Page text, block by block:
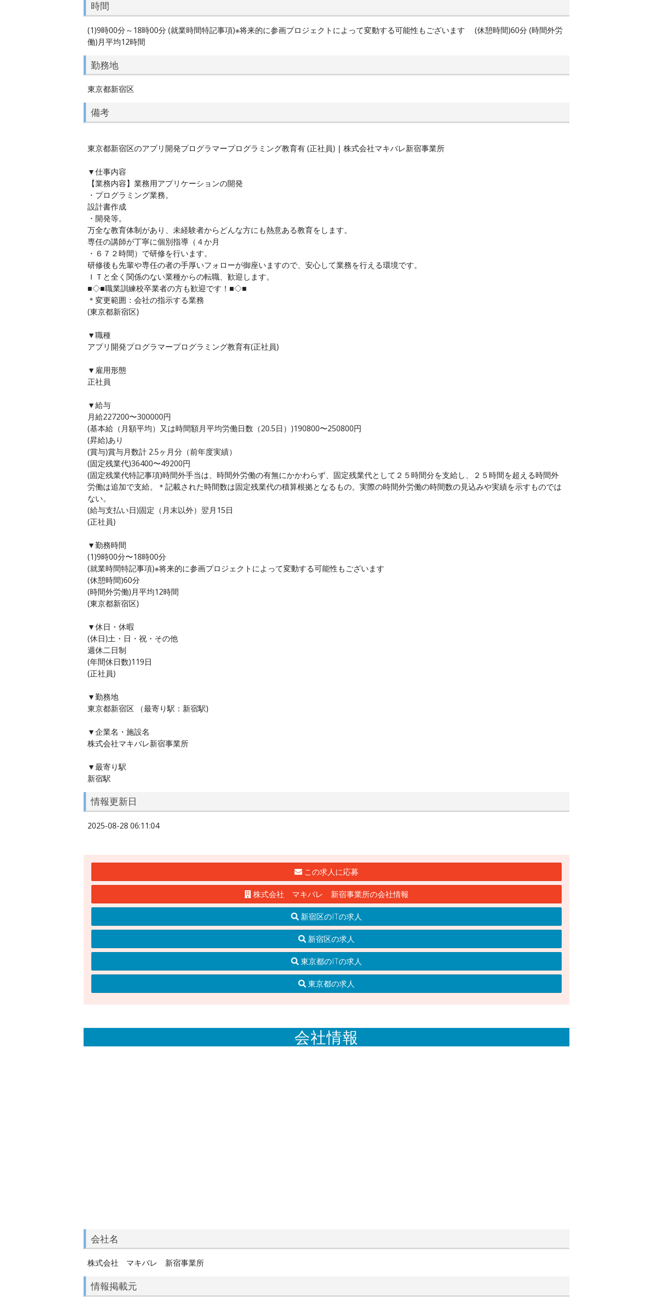
時間
(1)9時00分～18時00分 (就業時間特記事項)※将来的に参画プロジェクトによって変動する可能性もございます (休憩時間)60分 (時間外労
働)月平均12時間
勤務地
東京都新宿区
備考
東京都新宿区のアプリ開発プログラマープログラミング教育有 (正社員) | 株式会社マキバレ新宿事業所
▼仕事内容
【業務内容】業務用アプリケーションの開発
・プログラミング業務。
設計書作成
・開発等。
万全な教育体制があり、未経験者からどんな方にも熱意ある教育をします。
専任の講師が丁寧に個別指導（４か月
・６７２時間）で研修を行います。
研修後も先輩や専任の者の手厚いフォローが御座いますので、安心して業務を行える環境です。
ＩＴと全く関係のない業種からの転職、歓迎します。
■◇■職業訓練校卒業者の方も歓迎です！■◇■
＊変更範囲：会社の指示する業務
(東京都新宿区)
▼職種
アプリ開発プログラマープログラミング教育有(正社員)
▼雇用形態
正社員
▼給与
月給227200〜300000円
(基本給（月額平均）又は時間額月平均労働日数（20.5日）)190800〜250800円
(昇給)あり
(賞与)賞与月数計 2.5ヶ月分（前年度実績）
(固定残業代)36400〜49200円
(固定残業代特記事項)時間外手当は、時間外労働の有無にかかわらず、固定残業代として２５時間分を支給し、２５時間を超える時間外
労働は追加で支給。＊記載された時間数は固定残業代の積算根拠となるもの。実際の時間外労働の時間数の見込みや実績を示すものでは
ない。
(給与支払い日)固定（月末以外）翌月15日
(正社員)
▼勤務時間
(1)9時00分〜18時00分
(就業時間特記事項)※将来的に参画プロジェクトによって変動する可能性もございます
(休憩時間)60分
(時間外労働)月平均12時間
(東京都新宿区)
▼休日・休暇
(休日)土・日・祝・その他
週休二日制
(年間休日数)119日
(正社員)
▼勤務地
東京都新宿区 （最寄り駅：新宿駅)
▼企業名・施設名
株式会社マキバレ新宿事業所
▼最寄り駅
新宿駅
情報更新日
2025-08-28 06:11:04
この求人に応募
株式会社 マキバレ 新宿事業所の会社情報
新宿区のITの求人
新宿区の求人
東京都のITの求人
東京都の求人
会社情報
会社名
株式会社 マキバレ 新宿事業所
情報掲載元